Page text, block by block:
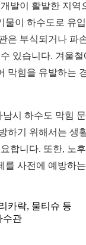
발이 활발한 지역
물이 하수도로 유
은 부식되거나 파
있습니다. 겨울철
막힘을 유발하는
시 하수도 막힘
하기 위해서는 생
합니다. 또한, 노
를 사전에 예방하
카락, 물티슈 등
수관